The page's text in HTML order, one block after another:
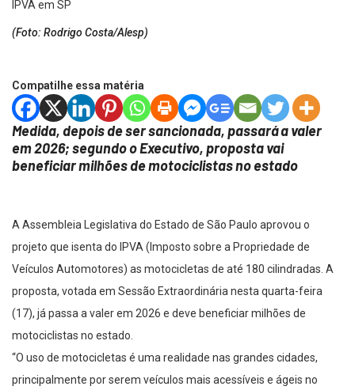
(Foto: Rodrigo Costa/Alesp)
Compatilhe essa matéria
Medida, depois de ser sancionada, passará a valer
em 2026; segundo o Executivo, proposta vai
beneficiar milhões de motociclistas no estado
A Assembleia Legislativa do Estado de São Paulo aprovou o
projeto que isenta do IPVA (Imposto sobre a Propriedade de
Veículos Automotores) as motocicletas de até 180 cilindradas. A
proposta, votada em Sessão Extraordinária nesta quarta-feira
(17), já passa a valer em 2026 e deve beneficiar milhões de
motociclistas no estado.
“O uso de motocicletas é uma realidade nas grandes cidades,
principalmente por serem veículos mais acessíveis e ágeis no